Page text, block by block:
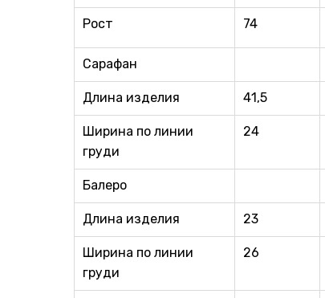
Рост 74
Сарафан
Длина изделия 41,5
Ширина по линии
груди
24
Балеро
Длина изделия 23
Ширина по линии
груди
26